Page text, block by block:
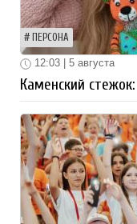
ПЕРСОНА
12:03 | 5 августа
Каменский